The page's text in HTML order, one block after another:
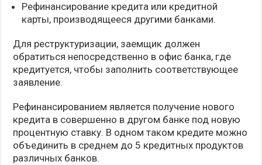
Рефинансирование кредита или кредитной
карты, производящееся другими банками.
Для реструктуризации, заемщик должен
обратиться непосредственно в офис банка, где
кредитуется, чтобы заполнить соответствующее
заявление.
Рефинансированием является получение нового
кредита в совершенно в другом банке под новую
процентную ставку. В одном таком кредите можно
объединить в среднем до 5 кредитных продуктов
различных банков.